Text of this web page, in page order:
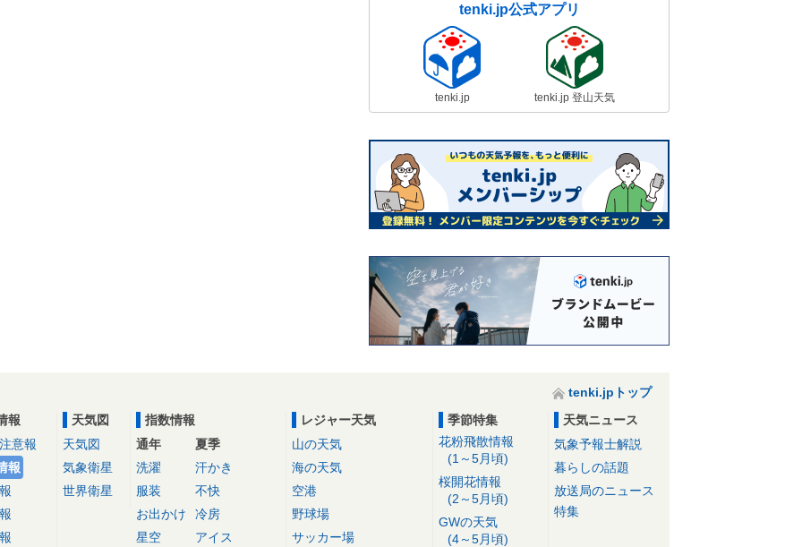
tenki.jp公式アプリ
tenki.jp tenki.jp 登山天気
tenki.jpトップ
報
意報
報
天気図
天気図
気象衛星
世界衛星
指数情報
通年
洗濯
服装
お出かけ
星空
夏季
汗かき
不快
冷房
アイス
レジャー天気
山の天気
海の天気
空港
野球場
サッカー場
季節特集
花粉飛散情報
(1～5月頃)
桜開花情報
(2～5月頃)
GWの天気
(4～5月頃)
天気ニュース
気象予報士解説
暮らしの話題
放送局のニュース
特集